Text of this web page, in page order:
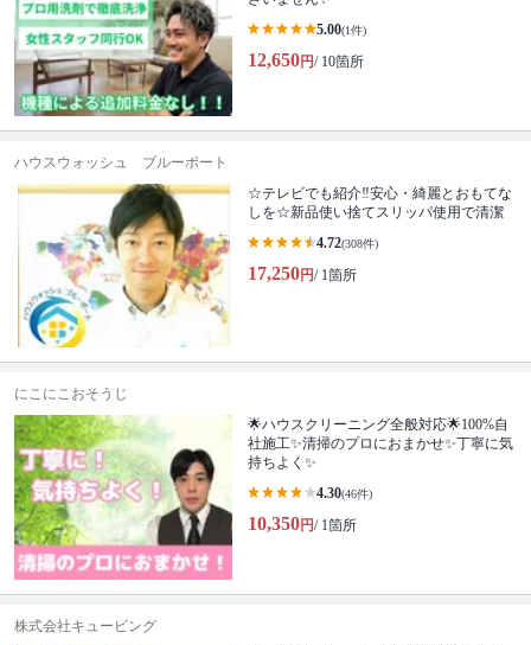
5.00(1件)
12,650円/ 10箇所
ハウスウォッシュ ブルーポート
☆テレビでも紹介‼安心・綺麗とおもてな
しを☆新品使い捨てスリッパ使用で清潔
4.72(308件)
17,250円/ 1箇所
にこにこおそうじ
🌟ハウスクリーニング全般対応🌟100%自
社施工✨清掃のプロにおまかせ✨丁寧に気
持ちよく✨
4.30(46件)
10,350円/ 1箇所
株式会社キュービング